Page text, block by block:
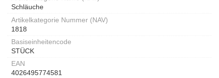
Schläuche
Artikelkategorie Nummer (NAV)
1818
Basiseinheitencode
STÜCK
EAN
4026495774581